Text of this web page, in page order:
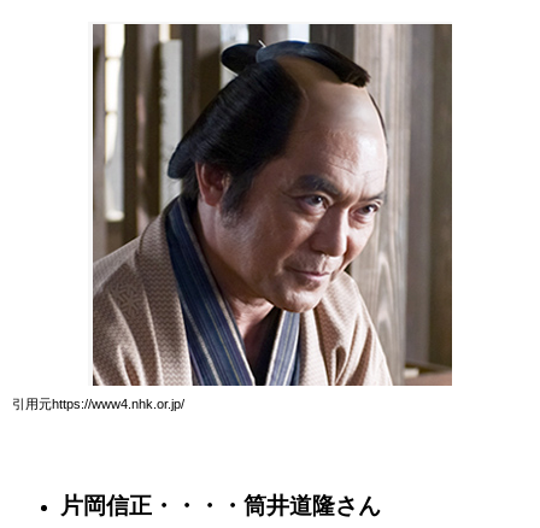
引用元https://www4.nhk.or.jp/
片岡信正・・・・筒井道隆さん